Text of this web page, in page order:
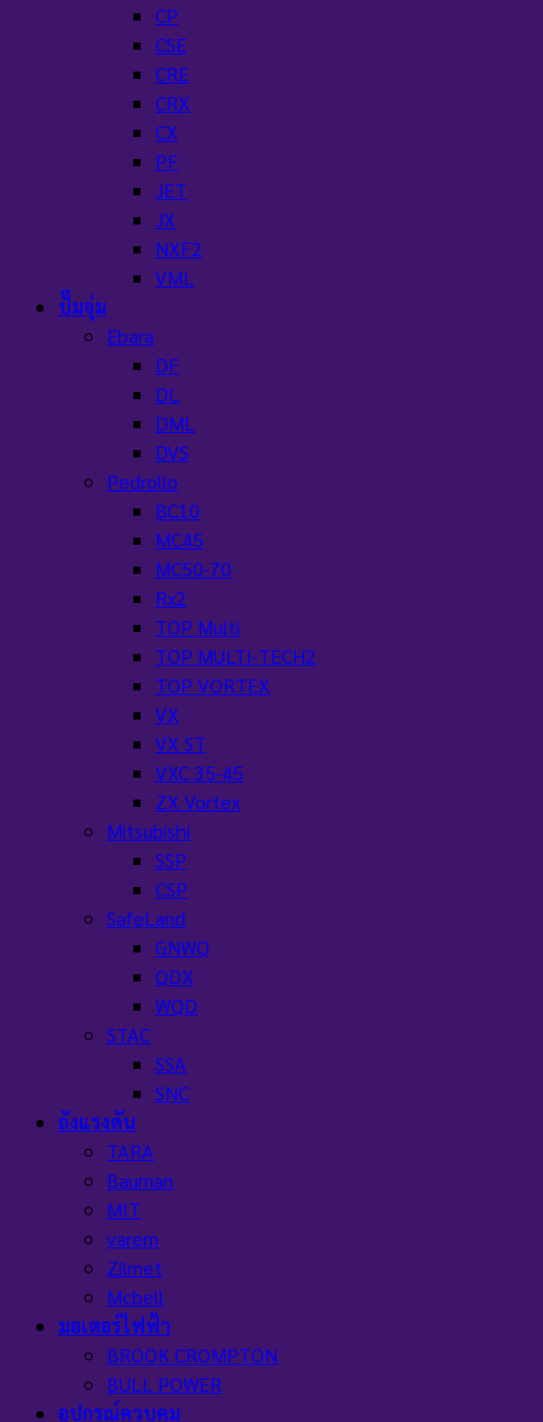
CP
CSE
CRE
CRX
CX
PF
JET
JX
NXF2
VML
ปั๊มจุ่ม
Ebara
DF
DL
DML
DVS
Pedrollo
BC10
MC45
MC50-70
Rx2
TOP Multi
TOP MULTI-TECH2
TOP VORTEX
VX
VX ST
VXC 35-45
ZX Vortex
Mitsubishi
SSP
CSP
SafeLand
GNWQ
QDX
WQD
STAC
SSA
SNC
ถังแรงดัน
TARA
Bauman
MIT
varem
Zilmet
Mcbell
มอเตอร์ไฟฟ้า
BROOK CROMPTON
BULL POWER
อุปกรณ์ควบคุม